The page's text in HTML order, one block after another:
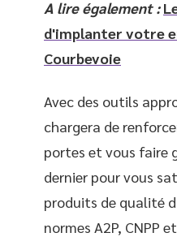
A lire également :
d'implanter votre
Courbevoie
Avec des outils
chargera de
portes et vous faire
dernier pour vous
produits de qualité
normes A2P, CNPP